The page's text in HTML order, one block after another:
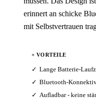
erinnert an schicke
mit Selbstvertrauen
+ VORTEILE
Lange Batterie-
Bluetooth-
Aufladbar - keine